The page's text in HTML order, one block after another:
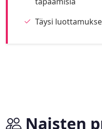
Täysi
Naisten